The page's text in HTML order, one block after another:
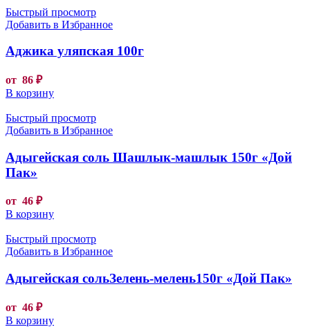
Быстрый просмотр
Добавить в Избранное
Аджика уляпская 100г
от 86 ₽
В корзину
Быстрый просмотр
Добавить в Избранное
Адыгейская соль Шашлык-машлык 150г «Дой
Пак»
от 46 ₽
В корзину
Быстрый просмотр
Добавить в Избранное
Адыгейская сольЗелень-мелень150г «Дой Пак»
от 46 ₽
В корзину